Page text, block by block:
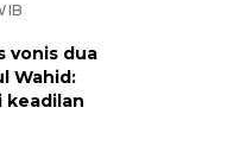
vonis dua
Wahid:
keadilan